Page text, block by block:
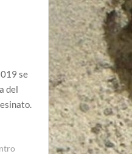
se
del